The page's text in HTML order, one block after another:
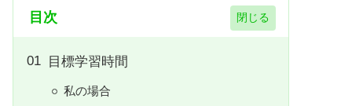
目次
目標学習時間
私の場合